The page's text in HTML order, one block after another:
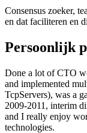
Consensus zoeker,
en dat faciliteren en
Persoonlijk
Done a lot of CTO
and implemented
TcpServers), was a
2009-2011, interim
and I really enjoy
technologies.